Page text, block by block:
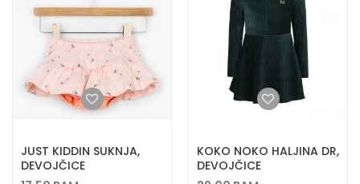
JUST KIDDIN SUKNJA,
DEVOJČICE
KOKO NOKO HALJINA DR,
DEVOJČICE